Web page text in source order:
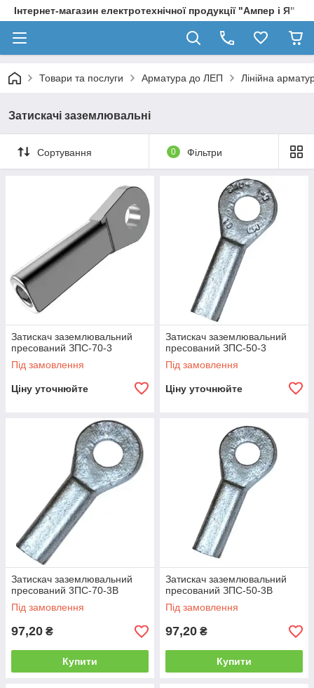
Інтернет-магазин електротехнічної продукції "Ампер і Я"
Товари та послуги Арматура до ЛЕП Лінійна
Затискачі заземлювальні
Сортування 0 Фільтри
Затискач заземлювальний
пресований ЗПС-70-3
Під замовлення
Ціну уточнюйте
Затискач заземлювальний
пресований ЗПС-50-3
Під замовлення
Ціну уточнюйте
Затискач заземлювальний
пресований 3ПС-70-3В
Під замовлення
97,20 ₴
Купити
Затискач заземлювальний
пресований ЗПС-50-3В
Під замовлення
97,20 ₴
Купити